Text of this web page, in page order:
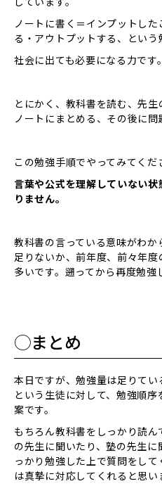
ノートに書く＝インプットし
る・アウトプットする、という
社会に出ても必要になる力です。
とにかく、教科書を読む、先
ノートにまとめる、その後に問
この勉強手順でやってみてくだ
言葉や公式を理解していない
りません。
教科書の言っている意味がわ
足りないか、前年度、前々年
多いです。遡ってから再度勉強
◯まとめ
本日ですが、勉強量は足りてい
という生徒に対して、勉強順
案です。
もちろん教科書をしっかり読
の先生に聞いたり、塾の先生
っかり勉強した上で質問をし
は真摯に対応してくれると思い